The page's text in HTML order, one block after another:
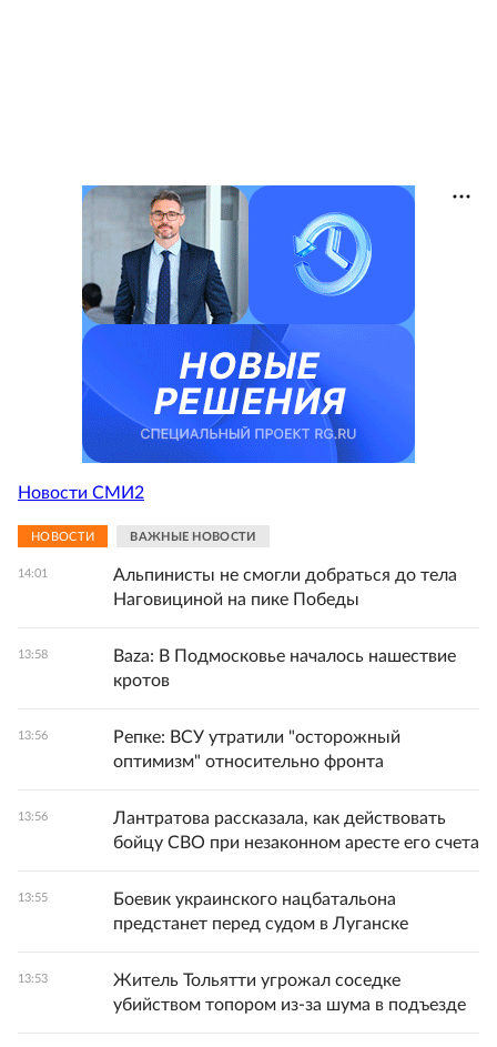
Новости СМИ2
НОВОСТИ ВАЖНЫЕ НОВОСТИ
14:01
Альпинисты не смогли добраться до тела
Наговициной на пике Победы
13:58
Baza: В Подмосковье началось нашествие
кротов
13:56
Репке: ВСУ утратили "осторожный
оптимизм" относительно фронта
13:56
Лантратова рассказала, как действовать
бойцу СВО при незаконном аресте его счета
13:55
Боевик украинского нацбатальона
предстанет перед судом в Луганске
13:53
Житель Тольятти угрожал соседке
убийством топором из-за шума в подъезде